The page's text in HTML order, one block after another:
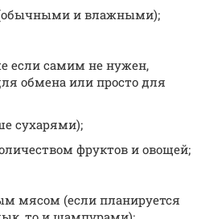
и влажными);
если самим не нужен,
обмена или просто для
сухарями);
фруктов и овощей;
мясом (если планируется